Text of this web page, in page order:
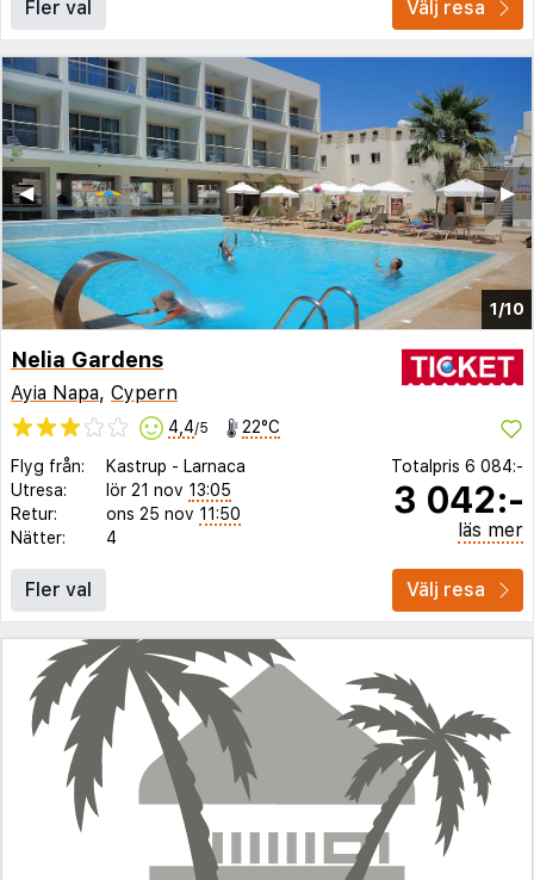
Fler val Välj resa
1/10
▶︎
◀︎
Nelia Gardens
Ayia Napa, Cypern
4,4/5 22°C
Flyg från: Kastrup - Larnaca
Utresa:
lör 21 nov 13:05
Retur:
ons 25 nov 11:50
Nätter:
4
Totalpris 6 084:-
3 042:-
läs mer
Fler val Välj resa